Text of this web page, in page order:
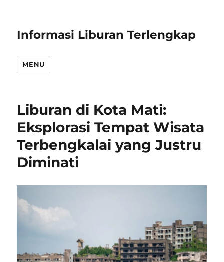
Informasi Liburan Terlengkap
MENU
Liburan di Kota Mati:
Eksplorasi Tempat Wisata
Terbengkalai yang Justru
Diminati